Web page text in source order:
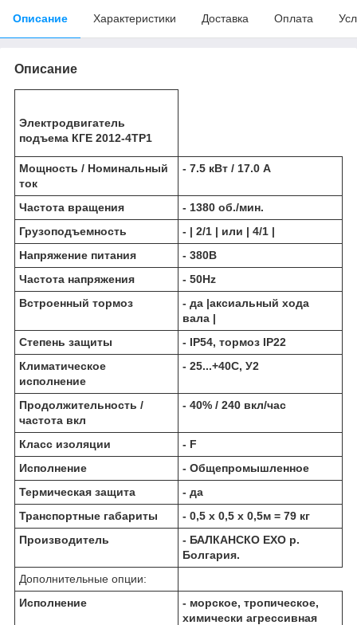
Описание Характеристики Доставка Оплата
Описание
Электродвигатель
подъема КГЕ 2012-4ТР1
Мощность / Номинальный
ток
- 7.5 кВт / 17.0 А
Частота вращения
- 1380 об./мин.
Грузоподъемность
- | 2/1 | или | 4/1 |
Напряжение питания
- 380В
Частота напряжения
- 50Hz
Встроенный тормоз
- да |аксиальный хода
вала |
Степень защиты
- IP54, тормоз IP22
Климатическое
исполнение
- 25...+40С, У2
Продолжительность /
частота вкл
- 40% / 240 вкл/час
Класс изоляции
- F
Исполнение
- Общепромышленное
Термическая защита
- да
Транспортные габариты
- 0,5 х 0,5 х 0,5м = 79 кг
Производитель
- БАЛКАНCКО ЕХО р.
Болгария.
Дополнительные опции:
Исполнение
- морское, тропическое,
химически агрессивная